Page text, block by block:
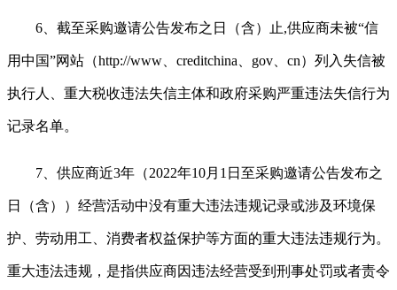
6、截至采购邀请公告发布之日（含）止,供应商未被“信
用中国”网站（http://www creditchina gov cn）列入失信被
执行人、重大税收违法失信主体和政府采购严重违法失信行为
记录名单。
7、供应商近3年（2022年10月 1日至采购邀请公告发布之
日（含））经营活动中没有重大违法违规记录或涉及环境保
护、劳动用工、消费者权益保护等方面的重大违法违规行为。
重大违法违规，是指供应商因违法经营受到刑事处罚或者责令